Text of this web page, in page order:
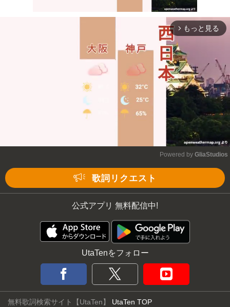
Mute
arrow_forward_ios もっと見る
Powered by GliaStudios
歌詞リクエスト
公式アプリ 無料配信中!
UtaTenをフォロー
無料歌詞検索サイト【UtaTen】 UtaTen TOP